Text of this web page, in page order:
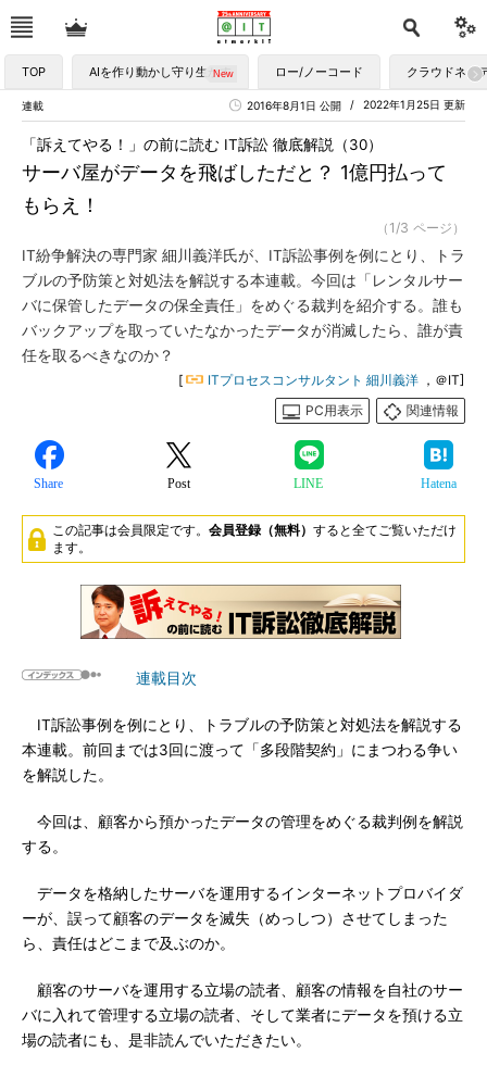
TOP AIを作り動かし守り生かす ロー/ノーコード クラウドネイ
連載 2022年1月25日 更新
2016年8月1日 公開
サーバ屋がデータを飛ばしただと？ 1億円払って
もらえ！
「訴えてやる！」の前に読む IT訴訟 徹底解説（30）
（1/3 ページ）
IT紛争解決の専門家 細川義洋氏が、IT訴訟事例を例にとり、トラ
ブルの予防策と対処法を解説する本連載。今回は「レンタルサー
バに保管したデータの保全責任」をめぐる裁判を紹介する。誰も
バックアップを取っていたなかったデータが消滅したら、誰が責
任を取るべきなのか？
[ ITプロセスコンサルタント 細川義洋 ，＠IT]
PC用表示
関連情報
Share Post LINE Hatena
この記事は会員限定です。 会員登録（無料） すると全てご覧いただけ
ます。
連載目次
IT訴訟事例を例にとり、トラブルの予防策と対処法を解説する
本連載。前回までは3回に渡って「多段階契約」にまつわる争い
を解説した。
今回は、顧客から預かったデータの管理をめぐる裁判例を解説
する。
データを格納したサーバを運用するインターネットプロバイダ
ーが、誤って顧客のデータを滅失（めっしつ）させてしまった
ら、責任はどこまで及ぶのか。
顧客のサーバを運用する立場の読者、顧客の情報を自社のサー
バに入れて管理する立場の読者、そして業者にデータを預ける立
場の読者にも、是非読んでいただきたい。